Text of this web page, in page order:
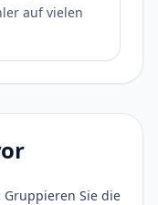
auf vielen
Gruppieren Sie die